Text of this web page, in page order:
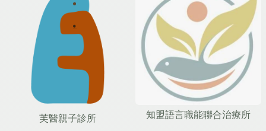
芙醫親子診所 知盟語言職能聯合治療所